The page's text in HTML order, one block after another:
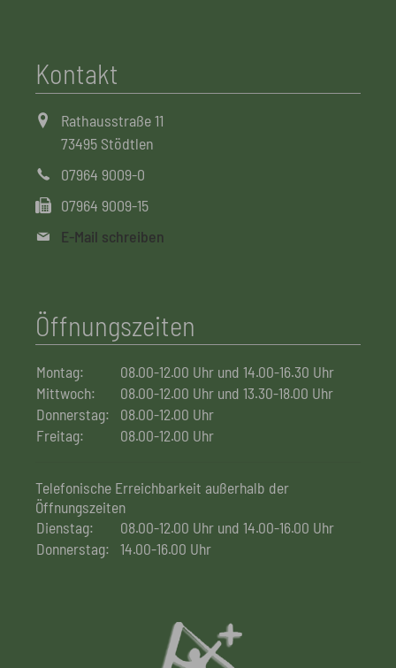
Kontakt
Rathausstraße 11
73495 Stödtlen
07964 9009-0
07964 9009-15
E-Mail schreiben
Öffnungszeiten
Montag:
08.00-12.00 Uhr und 14.00-16.30 Uhr
Mittwoch:
08.00-12.00 Uhr und 13.30-18.00 Uhr
Donnerstag:
08.00-12.00 Uhr
Freitag:
08.00-12.00 Uhr
Telefonische Erreichbarkeit außerhalb der
Öffnungszeiten
Dienstag:
08.00-12.00 Uhr und 14.00-16.00 Uhr
Donnerstag: 14.00-16.00 Uhr